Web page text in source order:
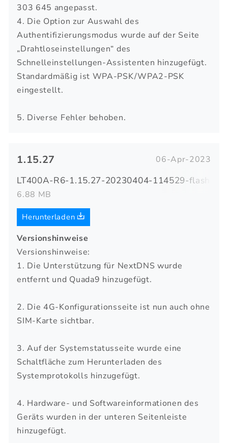
303 645 angepasst.
4. Die Option zur Auswahl des
Authentifizierungsmodus wurde auf der Seite
„Drahtloseinstellungen“ des
Schnelleinstellungen-Assistenten hinzugefügt.
Standardmäßig ist WPA-PSK/WPA2-PSK
eingestellt.
5. Diverse Fehler behoben.
1.15.27 06-Apr-2023
LT400A-R6-1.15.27-20230404-114529-flash.zip
6.88 MB
Herunterladen
Versionshinweise
Versionshinweise:
1. Die Unterstützung für NextDNS wurde
entfernt und Quada9 hinzugefügt.
2. Die 4G-Konfigurationsseite ist nun auch ohne
SIM-Karte sichtbar.
3. Auf der Systemstatusseite wurde eine
Schaltfläche zum Herunterladen des
Systemprotokolls hinzugefügt.
4. Hardware- und Softwareinformationen des
Geräts wurden in der unteren Seitenleiste
hinzugefügt.